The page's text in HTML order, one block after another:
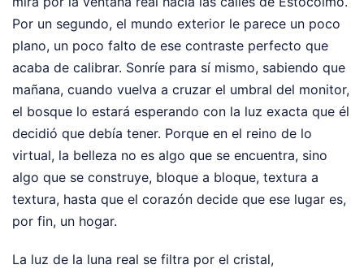
Por un segundo, el mundo exterior le parece un poco
plano, un poco falto de ese contraste perfecto que
acaba de calibrar. Sonríe para sí mismo, sabiendo que
mañana, cuando vuelva a cruzar el umbral del monitor,
el bosque lo estará esperando con la luz exacta que él
decidió que debía tener. Porque en el reino de lo
virtual, la belleza no es algo que se encuentra, sino
algo que se construye, bloque a bloque, textura a
textura, hasta que el corazón decide que ese lugar es,
por fin, un hogar.
La luz de la luna real se filtra por el cristal,